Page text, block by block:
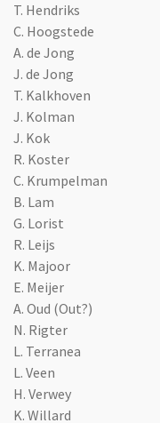
T. Hendriks
C. Hoogstede
A. de Jong
J. de Jong
T. Kalkhoven
J. Kolman
J. Kok
R. Koster
C. Krumpelman
B. Lam
G. Lorist
R. Leijs
K. Majoor
E. Meijer
A. Oud (Out?)
N. Rigter
L. Terranea
L. Veen
H. Verwey
K. Willard